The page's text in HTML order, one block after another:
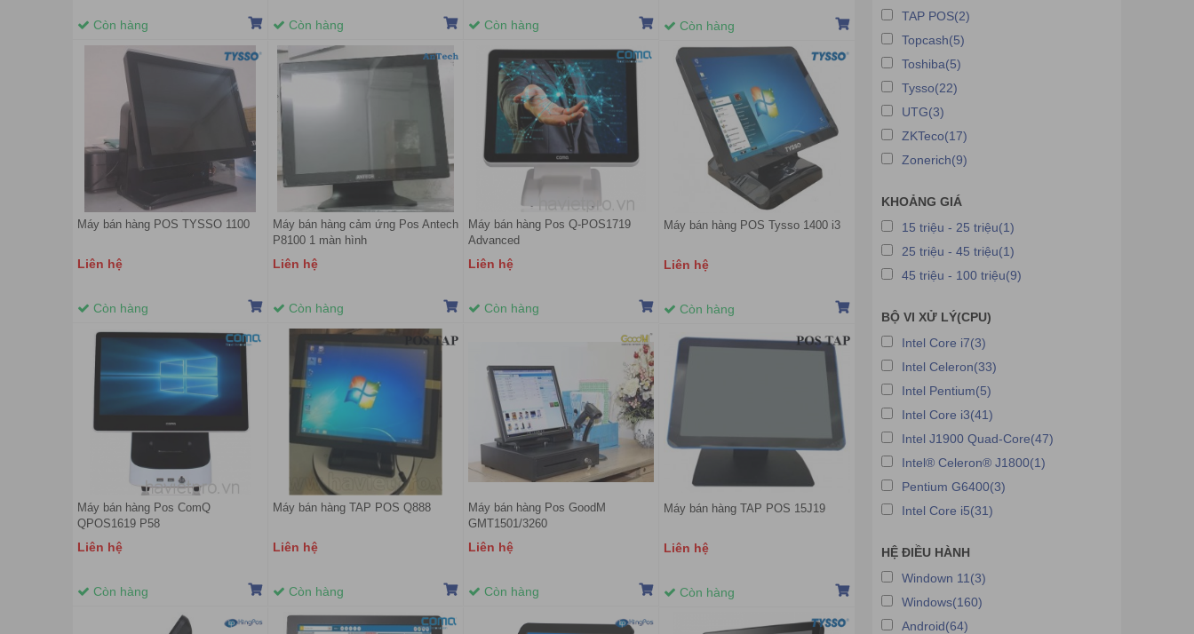
Còn hàng Còn hàng Còn hàng Còn hàng
Máy bán hàng POS TYSSO 1100
Liên hệ
Còn hàng
Máy bán hàng cảm ứng Pos Antech
P8100 1 màn hình
Liên hệ
Còn hàng
Máy bán hàng Pos Q-POS1719
Advanced
Liên hệ
Còn hàng
Máy bán hàng POS Tysso 1400 i3
Liên hệ
Còn hàng
Máy bán hàng Pos ComQ
QPOS1619 P58
Liên hệ
Còn hàng
Máy bán hàng TAP POS Q888
Liên hệ
Còn hàng
Máy bán hàng Pos GoodM
GMT1501/3260
Liên hệ
Còn hàng
Máy bán hàng TAP POS 15J19
Liên hệ
Còn hàng
TAP POS(2)
Topcash(5)
Toshiba(5)
Tysso(22)
UTG(3)
ZKTeco(17)
Zonerich(9)
KHOẢNG GIÁ
15 triệu - 25 triệu(1)
25 triệu - 45 triệu(1)
45 triệu - 100 triệu(9)
BỘ VI XỬ LÝ(CPU)
Intel Core i7(3)
Intel Celeron(33)
Intel Pentium(5)
Intel Core i3(41)
Intel J1900 Quad-Core(47)
Intel® Celeron® J1800(1)
Pentium G6400(3)
Intel Core i5(31)
HỆ ĐIỀU HÀNH
Windown 11(3)
Windows(160)
Android(64)